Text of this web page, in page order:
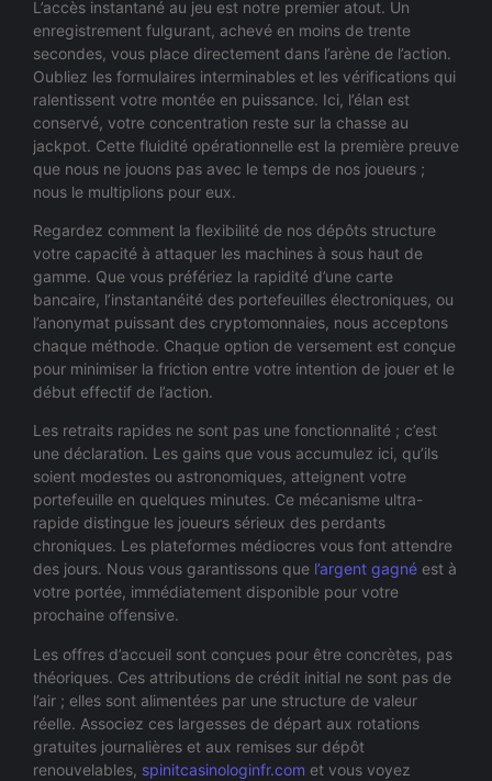
L’accès instantané au jeu est notre premier atout. Un
enregistrement fulgurant, achevé en moins de trente
secondes, vous place directement dans l’arène de l’action.
Oubliez les formulaires interminables et les vérifications qui
ralentissent votre montée en puissance. Ici, l’élan est
conservé, votre concentration reste sur la chasse au
jackpot. Cette fluidité opérationnelle est la première preuve
que nous ne jouons pas avec le temps de nos joueurs ;
nous le multiplions pour eux.
Regardez comment la flexibilité de nos dépôts structure
votre capacité à attaquer les machines à sous haut de
gamme. Que vous préfériez la rapidité d’une carte
bancaire, l’instantanéité des portefeuilles électroniques, ou
l’anonymat puissant des cryptomonnaies, nous acceptons
chaque méthode. Chaque option de versement est conçue
pour minimiser la friction entre votre intention de jouer et le
début effectif de l’action.
Les retraits rapides ne sont pas une fonctionnalité ; c’est
une déclaration. Les gains que vous accumulez ici, qu’ils
soient modestes ou astronomiques, atteignent votre
portefeuille en quelques minutes. Ce mécanisme ultra-
rapide distingue les joueurs sérieux des perdants
chroniques. Les plateformes médiocres vous font attendre
des jours. Nous vous garantissons que l’argent gagné est à
votre portée, immédiatement disponible pour votre
prochaine offensive.
Les offres d’accueil sont conçues pour être concrètes, pas
théoriques. Ces attributions de crédit initial ne sont pas de
l’air ; elles sont alimentées par une structure de valeur
réelle. Associez ces largesses de départ aux rotations
gratuites journalières et aux remises sur dépôt
renouvelables, spinitcasinologinfr.com et vous voyez